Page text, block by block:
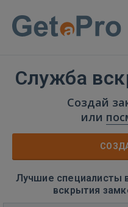
Служба
Создай
или
Лучшие специалисты
вскрытия